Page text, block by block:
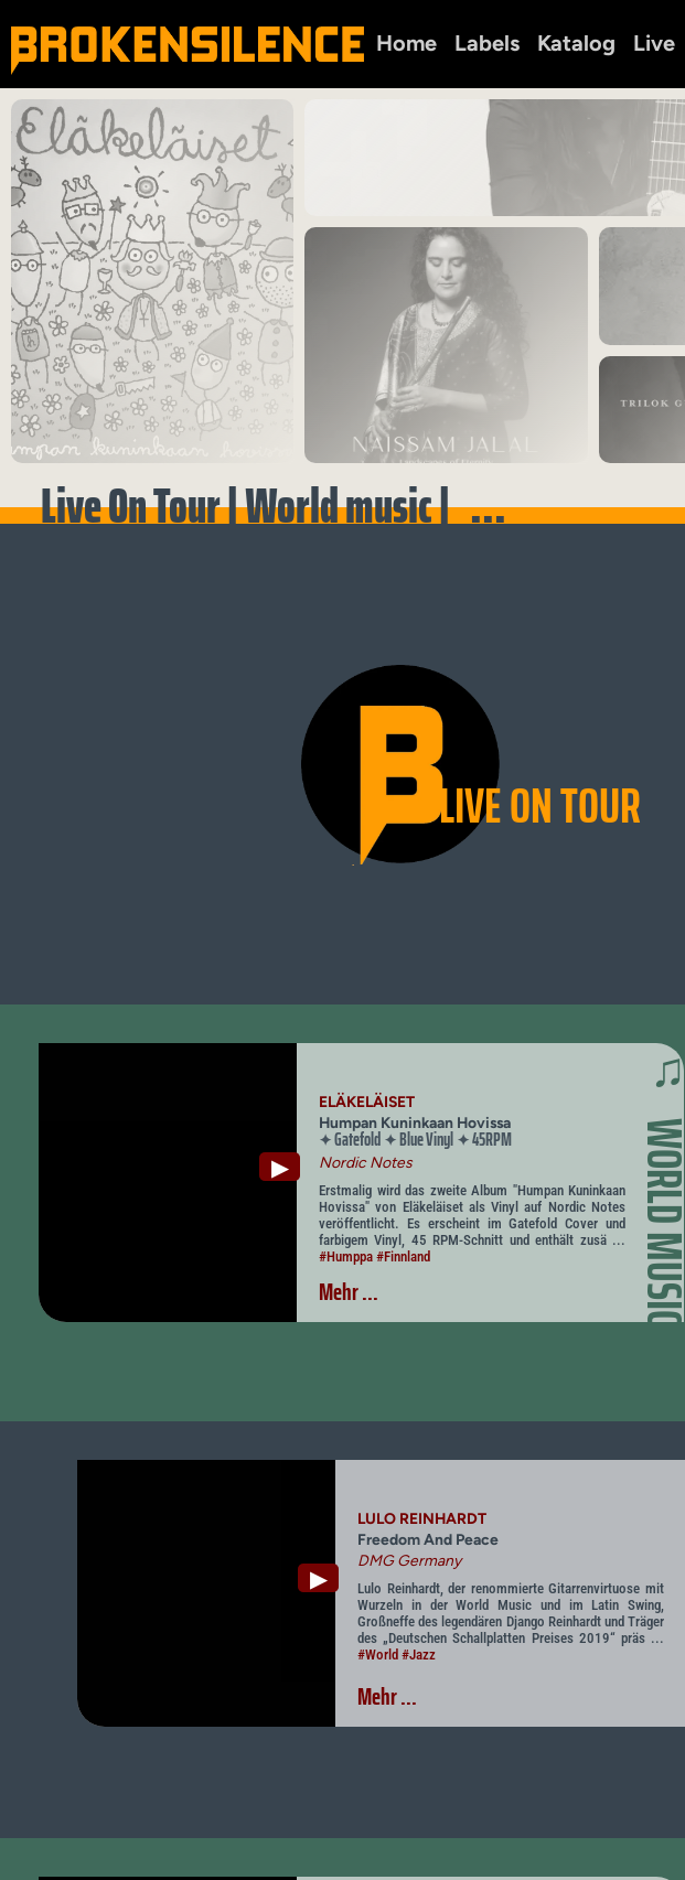
Home Labels Katalog Live
Live On Tour | World music | ...
LIVE ON TOUR
▶
♫
WORLD MUSIC
ELÄKELÄISET
Humpan Kuninkaan Hovissa
✦Gatefold✦Blue Vinyl✦45RPM
Nordic Notes
Erstmalig wird das zweite Album "Humpan Kuninkaan
Hovissa" von Eläkeläiset als Vinyl auf Nordic Notes
veröffentlicht. Es erscheint im Gatefold Cover und
farbigem Vinyl, 45 RPM-Schnitt und enthält zusä ...
#Humppa #Finnland
Mehr ...
▶
LULO REINHARDT
Freedom And Peace
DMG Germany
Lulo Reinhardt, der renommierte Gitarrenvirtuose mit
Wurzeln in der World Music und im Latin Swing,
Großneffe des legendären Django Reinhardt und Träger
des „Deutschen Schallplatten Preises 2019“ präs ...
#World #Jazz
Mehr ...